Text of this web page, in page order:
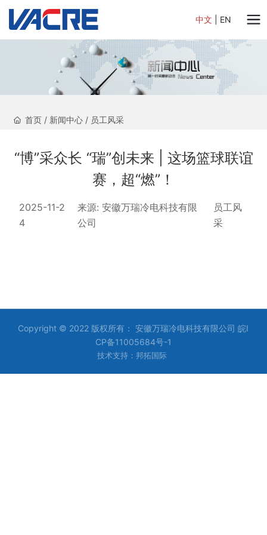
中文 EN
首页 / 新闻中心 / 员工风采
“博”采众长 “瑞”创未来 | 这场篮球联谊
赛，超“燃”！
2025-11-2
4
来源:安徽万瑞冷电科技有限
公司
员工风
采
Copyright © 2022 版权所有： 安徽万瑞冷电科技有限公司皖I
CP备11005684号-1
技术支持：邦拓国际